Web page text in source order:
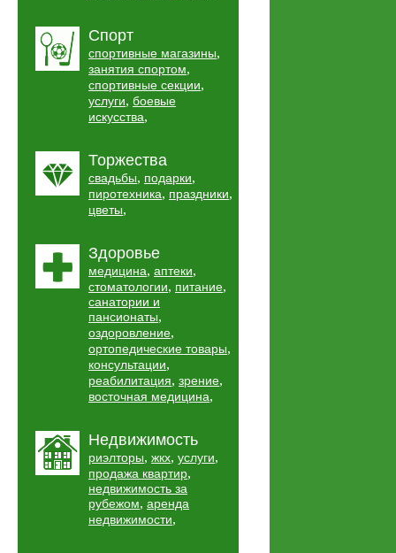
Спорт
спортивные магазины,
занятия спортом,
спортивные секции,
услуги, боевые
искусства,
Торжества
свадьбы, подарки,
пиротехника, праздники,
цветы,
Здоровье
медицина, аптеки,
стоматологии, питание,
санатории и
пансионаты,
оздоровление,
ортопедические товары,
консультации,
реабилитация, зрение,
восточная медицина,
Недвижимость
риэлторы, жкх, услуги,
продажа квартир,
недвижимость за
рубежом, аренда
недвижимости,